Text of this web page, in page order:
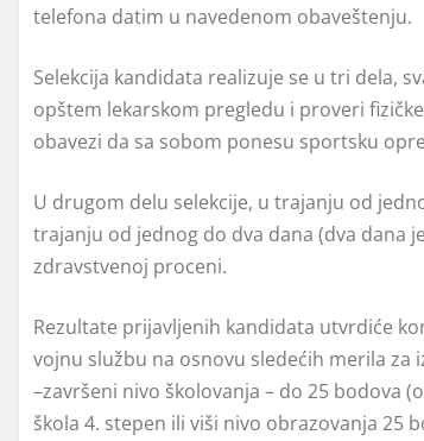
telefona datim u navedenom obaveštenju.
Selekcija kandidata realizuje se u tri dela,
opštem lekarskom pregledu i proveri
obavezi da sa sobom ponesu sportsku
U drugom delu selekcije, u trajanju od
trajanju od jednog do dva dana (dva dana
zdravstvenoj proceni.
Rezultate prijavlјenih kandidata utvrdiće
vojnu službu na osnovu sledećih merila za
–završeni nivo školovanja – do 25 bodova
škola 4. stepen ili viši nivo obrazovanja 25